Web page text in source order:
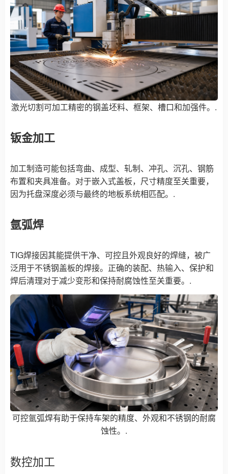
激光切割可加工精密的钢盖坯料、框架、槽口和加强件。.
钣金加工
加工制造可能包括弯曲、成型、轧制、冲孔、沉孔、钢筋
布置和夹具准备。对于嵌入式盖板，尺寸精度至关重要，
因为托盘深度必须与最终的地板系统相匹配。.
氩弧焊
TIG焊接因其能提供干净、可控且外观良好的焊缝，被广
泛用于不锈钢盖板的焊接。正确的装配、热输入、保护和
焊后清理对于减少变形和保持耐腐蚀性至关重要。.
可控氩弧焊有助于保持车架的精度、外观和不锈钢的耐腐
蚀性。.
数控加工